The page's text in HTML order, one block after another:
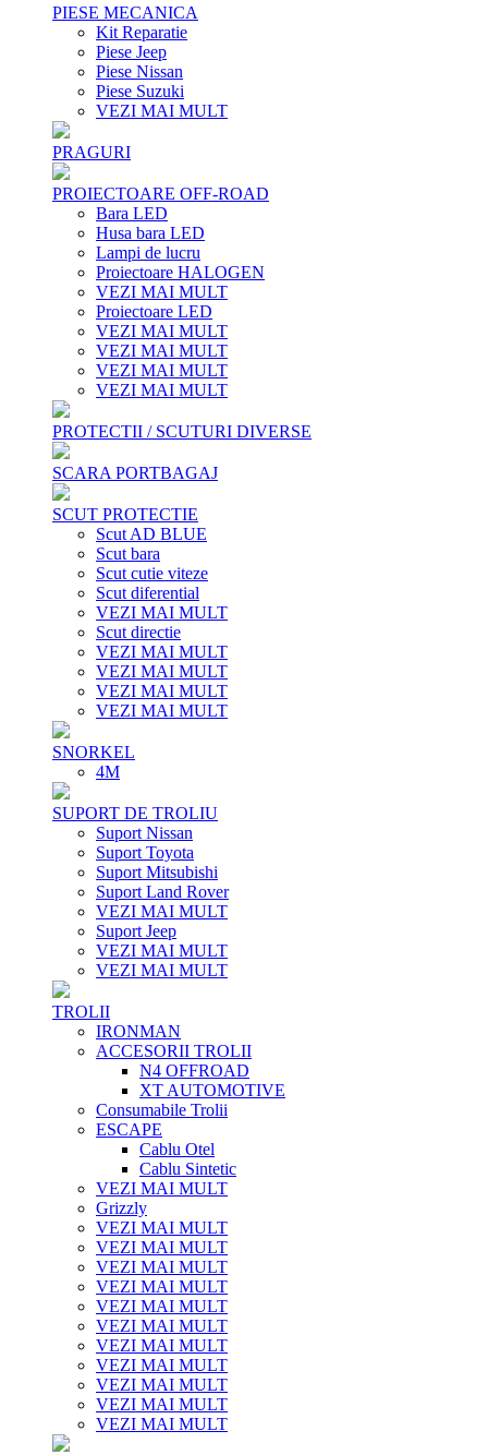
PIESE MECANICA
Kit Reparatie
Piese Jeep
Piese Nissan
Piese Suzuki
VEZI MAI MULT
PRAGURI
PROIECTOARE OFF-ROAD
Bara LED
Husa bara LED
Lampi de lucru
Proiectoare HALOGEN
VEZI MAI MULT
Proiectoare LED
VEZI MAI MULT
VEZI MAI MULT
VEZI MAI MULT
VEZI MAI MULT
PROTECTII / SCUTURI DIVERSE
SCARA PORTBAGAJ
SCUT PROTECTIE
Scut AD BLUE
Scut bara
Scut cutie viteze
Scut diferential
VEZI MAI MULT
Scut directie
VEZI MAI MULT
VEZI MAI MULT
VEZI MAI MULT
VEZI MAI MULT
SNORKEL
4M
SUPORT DE TROLIU
Suport Nissan
Suport Toyota
Suport Mitsubishi
Suport Land Rover
VEZI MAI MULT
Suport Jeep
VEZI MAI MULT
VEZI MAI MULT
TROLII
IRONMAN
ACCESORII TROLII
N4 OFFROAD
XT AUTOMOTIVE
Consumabile Trolii
ESCAPE
Cablu Otel
Cablu Sintetic
VEZI MAI MULT
Grizzly
VEZI MAI MULT
VEZI MAI MULT
VEZI MAI MULT
VEZI MAI MULT
VEZI MAI MULT
VEZI MAI MULT
VEZI MAI MULT
VEZI MAI MULT
VEZI MAI MULT
VEZI MAI MULT
VEZI MAI MULT